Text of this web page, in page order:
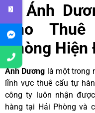
6. Ánh
Cho
Phòng Hiện
Ánh Dương là một trong
lĩnh vực thuê cẩu tự
công ty luôn nhận
hàng tại Hải Phòng và